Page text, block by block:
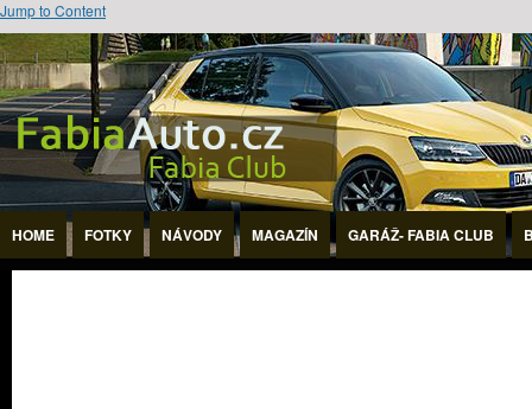
Jump to Content
HOME FOTKY NÁVODY MAGAZÍN GARÁŽ- FABIA CLUB